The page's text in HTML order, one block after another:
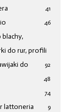
41
46
blachy,
do rur, profili
92
do
48
74
lattoneria 9